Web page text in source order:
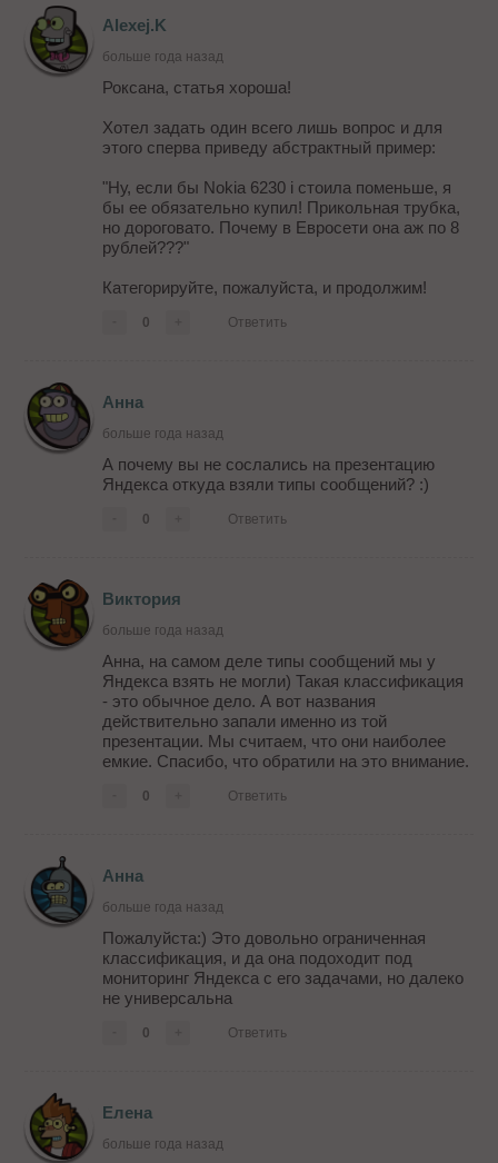
Alexej.K
больше года назад
Роксана, статья хороша!
Хотел задать один всего лишь вопрос и для
этого сперва приведу абстрактный пример:
"Ну, если бы Nokia 6230 i стоила поменьше, я
бы ее обязательно купил! Прикольная трубка,
но дороговато. Почему в Евросети она аж по 8
рублей???"
Категорируйте, пожалуйста, и продолжим!
0 Ответить
Анна
больше года назад
А почему вы не сослались на презентацию
Яндекса откуда взяли типы сообщений? :)
0 Ответить
Виктория
больше года назад
Анна, на самом деле типы сообщений мы у
Яндекса взять не могли) Такая классификация
- это обычное дело. А вот названия
действительно запали именно из той
презентации. Мы считаем, что они наиболее
емкие. Спасибо, что обратили на это внимание.
0 Ответить
Анна
больше года назад
Пожалуйста:) Это довольно ограниченная
классификация, и да она подоходит под
мониторинг Яндекса с его задачами, но далеко
не универсальна
0 Ответить
Елена
больше года назад